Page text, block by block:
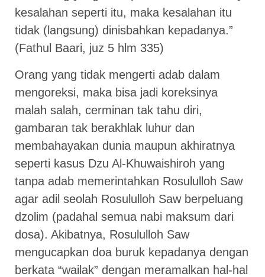
kesalahan seperti itu, maka kesalahan itu
tidak (langsung) dinisbahkan kepadanya.”
(Fathul Baari, juz 5 hlm 335)
Orang yang tidak mengerti adab dalam
mengoreksi, maka bisa jadi koreksinya
malah salah, cerminan tak tahu diri,
gambaran tak berakhlak luhur dan
membahayakan dunia maupun akhiratnya
seperti kasus Dzu Al-Khuwaishiroh yang
tanpa adab memerintahkan Rosululloh Saw
agar adil seolah Rosululloh Saw berpeluang
dzolim (padahal semua nabi maksum dari
dosa). Akibatnya, Rosululloh Saw
mengucapkan doa buruk kepadanya dengan
berkata “wailak” dengan meramalkan hal-hal